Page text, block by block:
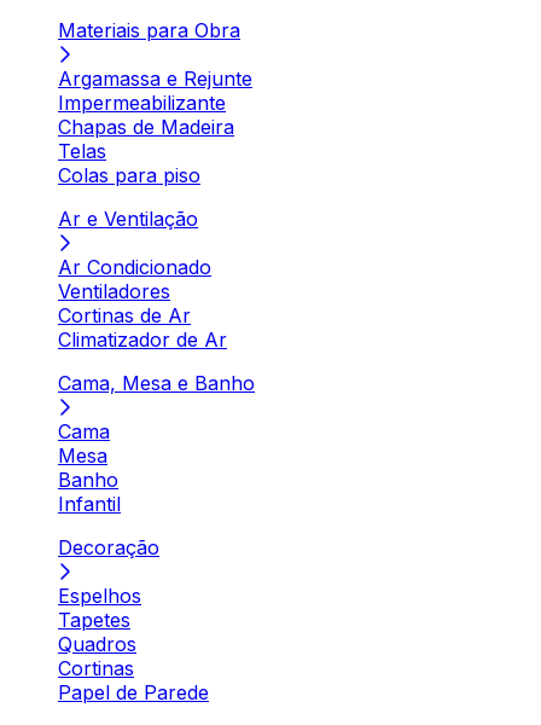
Materiais para Obra
Argamassa e Rejunte
Impermeabilizante
Chapas de Madeira
Telas
Colas para piso
Ar e Ventilação
Ar Condicionado
Ventiladores
Cortinas de Ar
Climatizador de Ar
Cama, Mesa e Banho
Cama
Mesa
Banho
Infantil
Decoração
Espelhos
Tapetes
Quadros
Cortinas
Papel de Parede